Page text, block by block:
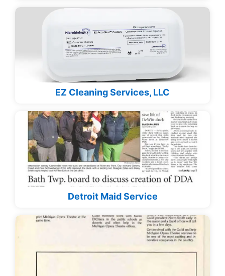
EZ Cleaning Services, LLC
Detroit Maid Service